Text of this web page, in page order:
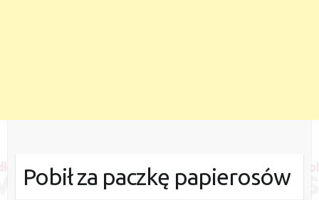
Pobił za paczkę papierosów